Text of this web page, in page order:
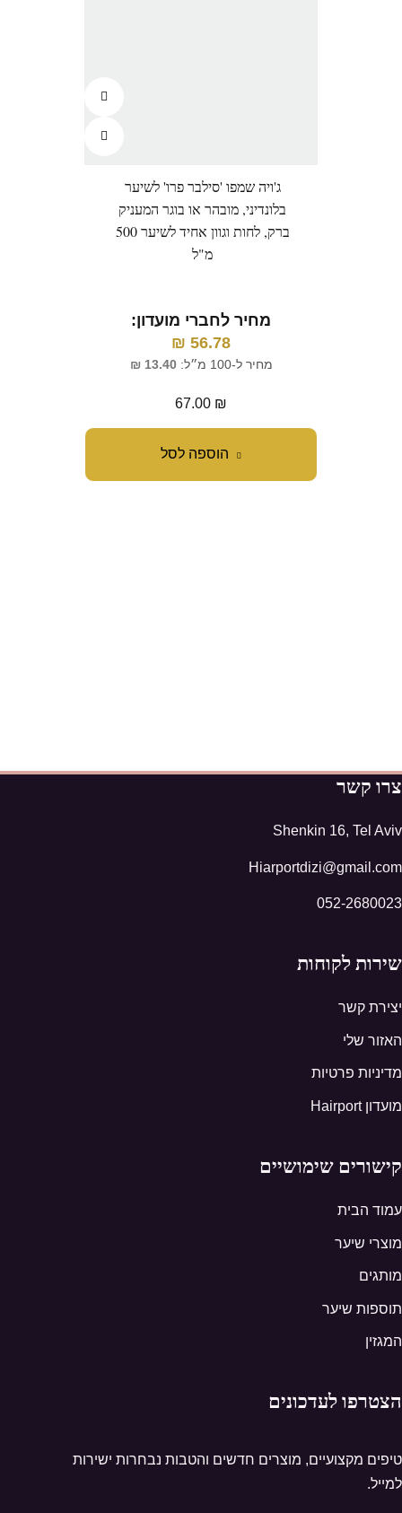
הוספה לסל
ג'ויה שמפו 'סילבר פרו' לשיער
בלונדיני, מובהר או בוגר המעניק
ברק, לחות וגוון אחיד לשיער 500
מ"ל
מחיר לחברי מועדון:
56.78
₪
מחיר ל-100 מ״ל: 13.40
₪
67.00 ₪
צרו קשר
Shenkin 16, Tel Aviv
Hiarportdizi@gmail.com
052-2680023
שירות לקוחות
יצירת קשר
האזור שלי
מדיניות פרטיות
מועדון Hairport
קישורים שימושיים
עמוד הבית
מוצרי שיער
מותגים
תוספות שיער
המגזין
הצטרפו לעדכונים
טיפים מקצועיים, מוצרים חדשים והטבות נבחרות ישירות
למייל.